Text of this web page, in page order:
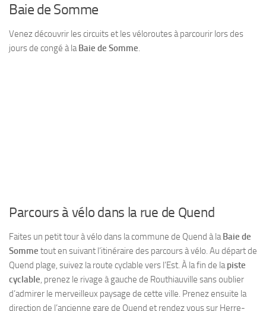
Baie de Somme
Venez découvrir les circuits et les véloroutes à parcourir lors des
jours de congé à laBaie de Somme.
Parcours à vélo dans la rue de Quend
Faites un petit tour à vélo dans la commune de Quend à laBaie de
Somme tout en suivant l’itinéraire des parcours à vélo. Au départ de
Quend plage, suivez la route cyclable vers l’Est. À la fin de lapiste
cyclable, prenez le rivage à gauche de Routhiauville sans oublier
d’admirer le merveilleux paysage de cette ville. Prenez ensuite la
direction de l’ancienne gare de Quend et rendez vous sur Herre-